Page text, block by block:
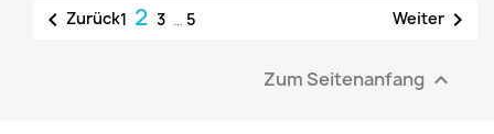
 Zurück1 2 3 … 5 Weiter 
Zum Seitenanfang 